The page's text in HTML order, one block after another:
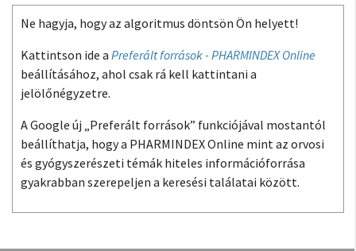
Ne hagyja, hogy az algoritmus döntsön Ön helyett!
Kattintson ide a Preferált források - PHARMINDEX Online
beállításához, ahol csak rá kell kattintani a
jelölőnégyzetre.
A Google új „Preferált források” funkciójával mostantól
beállíthatja, hogy a PHARMINDEX Online mint az orvosi
és gyógyszerészeti témák hiteles információforrása
gyakrabban szerepeljen a keresési találatai között.